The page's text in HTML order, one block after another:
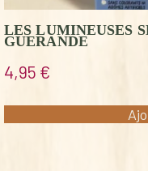
LES LUMINEUSES
GUERANDE
4,95 €